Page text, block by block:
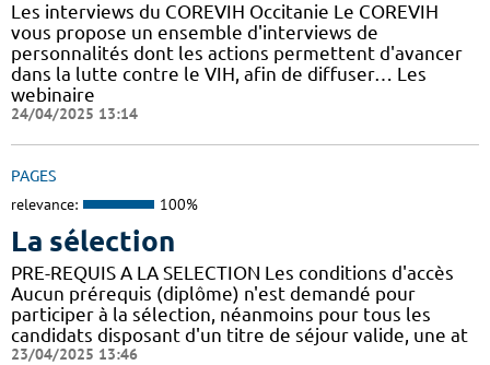
Les interviews du COREVIH Occitanie Le COREVIH
vous propose un ensemble d'interviews de
personnalités dont les actions permettent d'avancer
dans la lutte contre le VIH, afin de diffuser… Les
webinaire
24/04/2025 13:14
PAGES
relevance: 100%
La sélection
PRE-REQUIS A LA SELECTION Les conditions d'accès
Aucun prérequis (diplôme) n'est demandé pour
participer à la sélection, néanmoins pour tous les
candidats disposant d'un titre de séjour valide, une at
23/04/2025 13:46